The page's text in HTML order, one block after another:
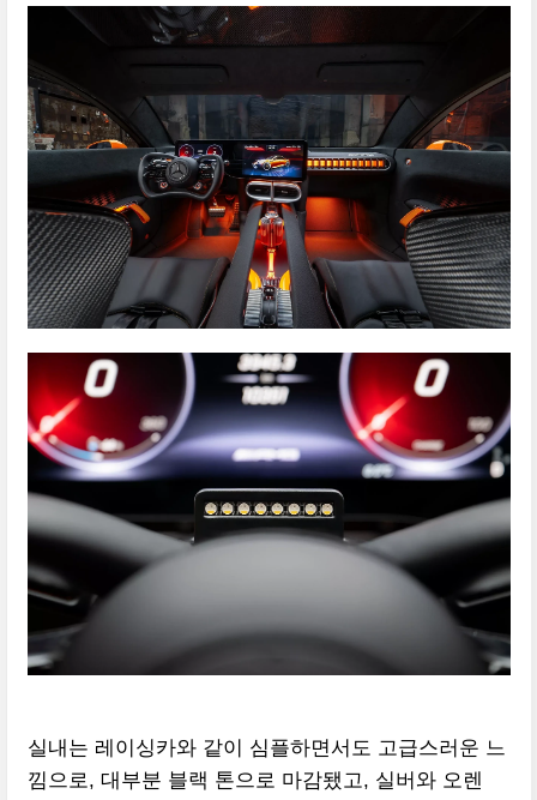
실내는 레이싱카와 같이 심플하면서도 고급스러운 느
낌으로, 대부분 블랙 톤으로 마감됐고, 실버와 오렌